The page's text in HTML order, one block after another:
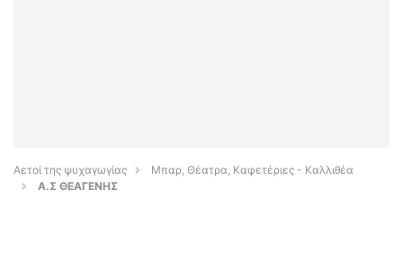
Αετοί της ψυχαγωγίας
Μπαρ, Θέατρα, Καφετέριες - Καλλιθέα
Α.Σ ΘΕΑΓΕΝΗΣ